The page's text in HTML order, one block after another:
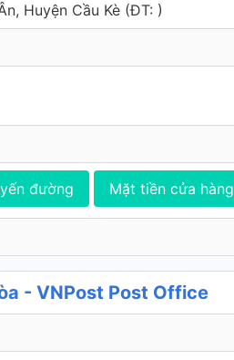
Huyện Cầu Kè (ÐT: )
đường Mặt tiền cửa hàng
- VNPost Post Office